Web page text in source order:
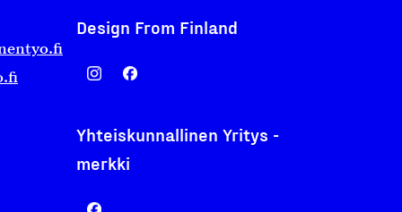
Design From Finland
Yhteiskunnallinen Yritys -
merkki